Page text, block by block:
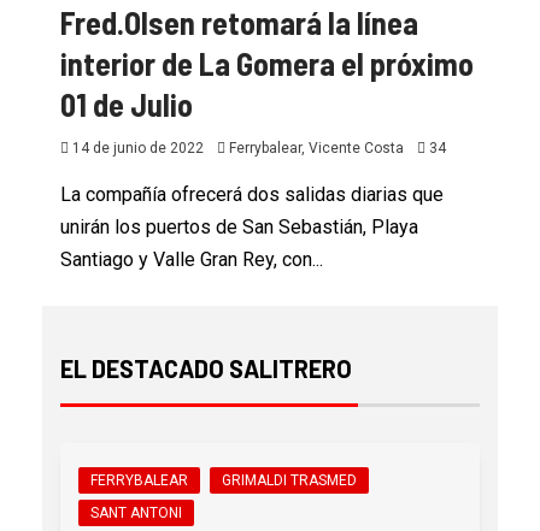
Fred.Olsen retomará la línea
interior de La Gomera el próximo
01 de Julio
14 de junio de 2022 Ferrybalear, Vicente Costa 34
La compañía ofrecerá dos salidas diarias que
unirán los puertos de San Sebastián, Playa
Santiago y Valle Gran Rey, con...
EL DESTACADO SALITRERO
FERRYBALEAR
GRIMALDI TRASMED
SANT ANTONI